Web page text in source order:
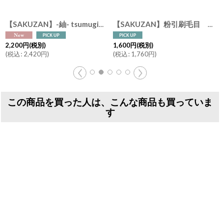
[3930035]
[3930269-1] [SAKU-hake]
1,600円(税別)
(税込:1,760円
【作山窯-SAKUZAN-】-凛- 飯碗 ２個セット 茶碗 ボウル 作山窯 日本製 美濃焼 ねずみドット 生成ドット 紺吹き ボーダー ストライプ
3,900円(税別)
(税込: 4,290円
この商品を買った人は、こんな商品も買っていま
す